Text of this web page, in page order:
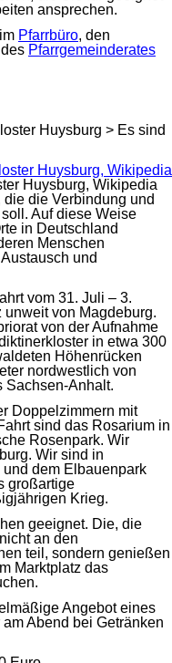
ansprechen.
Pfarrbüro, den
Pfarrgemeinderates
Huysburg > Es sind
Huysburg, Wikipedia
die Verbindung und
Auf diese Weise
in Deutschland
Menschen
und
vom 31. Juli – 3.
von Magdeburg.
von der Aufnahme
in etwa 300
Höhenrücken
nordwestlich von
Sachsen-Anhalt.
Doppelzimmern mit
sind das Rosarium in
Rosenpark. Wir
Wir sind in
dem Elbauenpark
großartige
Krieg.
geeignet. Die, die
an den
teil, sondern genießen
Marktplatz das
Angebot eines
Abend bei Getränken